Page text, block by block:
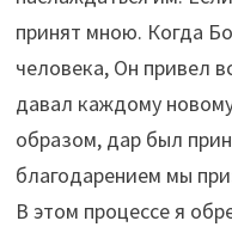
принят мною. Когда
человека, Он привел
давал каждому
образом, дар был
благодарением мы
В этом процессе я